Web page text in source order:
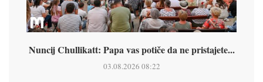
Nuncij Chullikatt: Papa vas potiče da ne pristajete...
03.08.2026 08:22